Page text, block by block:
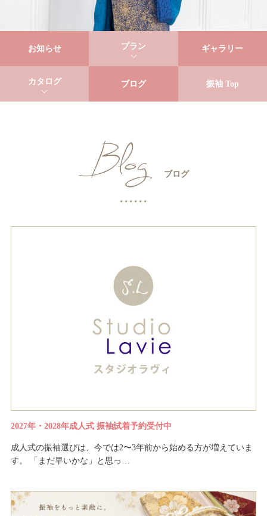
お知らせ プラン ギャラリー
カタログ ブログ 振袖 Top
ブログ
2027年・2028年成人式 振袖試着予約受付中
成人式の振袖選びは、今では2〜3年前から始める方が増えていま
す。 「まだ早いかな」と思っ…